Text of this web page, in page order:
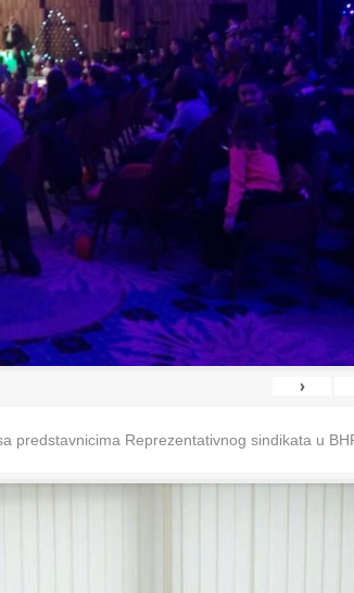
›
predstavnicima Reprezentativnog sindikata u